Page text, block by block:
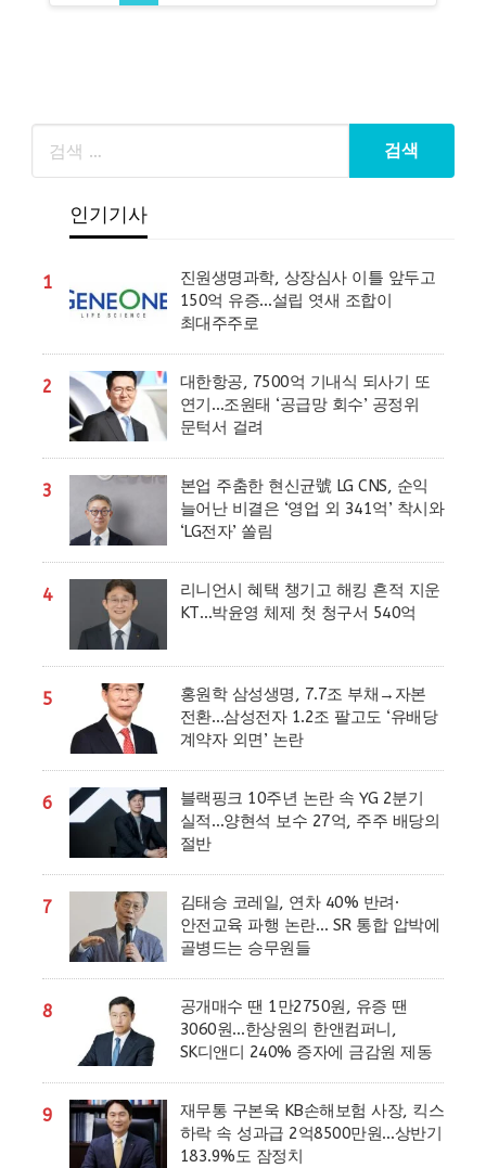
이
인기기사
1
진원생명과학, 상장심사 이틀 앞두고
150억 유증…설립 엿새 조합이
최대주주로
2
대한항공, 7500억 기내식 되사기 또
연기…조원태 ‘공급망 회수’ 공정위
문턱서 걸려
3
본업 주춤한 현신균號 LG CNS, 순익
늘어난 비결은 ‘영업 외 341억’ 착시와
‘LG전자’ 쏠림
4
리니언시 혜택 챙기고 해킹 흔적 지운
KT…박윤영 체제 첫 청구서 540억
5
홍원학 삼성생명, 7.7조 부채→자본
전환…삼성전자 1.2조 팔고도 ‘유배당
계약자 외면’ 논란
6
블랙핑크 10주년 논란 속 YG 2분기
실적…양현석 보수 27억, 주주 배당의
절반
7
김태승 코레일, 연차 40% 반려·
안전교육 파행 논란… SR 통합 압박에
골병드는 승무원들
8
공개매수 땐 1만2750원, 유증 땐
3060원…한상원의 한앤컴퍼니,
SK디앤디 240% 증자에 금감원 제동
9
재무통 구본욱 KB손해보험 사장, 킥스
하락 속 성과급 2억8500만원…상반기
183.9%도 잠정치